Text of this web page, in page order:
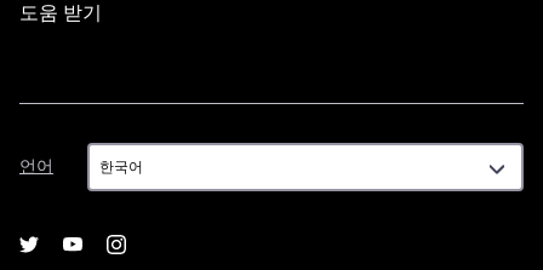
도움 받기
언어
언
어